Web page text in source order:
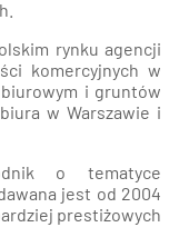
rynku agencji
komercyjnych w
i gruntów
w Warszawie i
o tematyce
jest od 2004
prestiżowych